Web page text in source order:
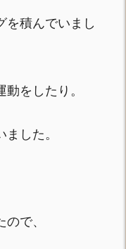
を積んでいまし
をしたり。
した。
で、